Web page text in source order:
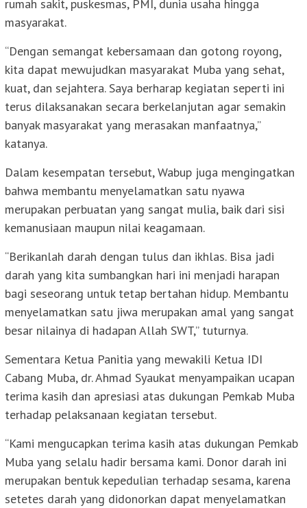
rumah sakit, puskesmas, PMI, dunia usaha hingga
masyarakat.
“Dengan semangat kebersamaan dan gotong royong,
kita dapat mewujudkan masyarakat Muba yang sehat,
kuat, dan sejahtera. Saya berharap kegiatan seperti ini
terus dilaksanakan secara berkelanjutan agar semakin
banyak masyarakat yang merasakan manfaatnya,”
katanya.
Dalam kesempatan tersebut, Wabup juga mengingatkan
bahwa membantu menyelamatkan satu nyawa
merupakan perbuatan yang sangat mulia, baik dari sisi
kemanusiaan maupun nilai keagamaan.
“Berikanlah darah dengan tulus dan ikhlas. Bisa jadi
darah yang kita sumbangkan hari ini menjadi harapan
bagi seseorang untuk tetap bertahan hidup. Membantu
menyelamatkan satu jiwa merupakan amal yang sangat
besar nilainya di hadapan Allah SWT,” tuturnya.
Sementara Ketua Panitia yang mewakili Ketua IDI
Cabang Muba, dr. Ahmad Syaukat menyampaikan ucapan
terima kasih dan apresiasi atas dukungan Pemkab Muba
terhadap pelaksanaan kegiatan tersebut.
“Kami mengucapkan terima kasih atas dukungan Pemkab
Muba yang selalu hadir bersama kami. Donor darah ini
merupakan bentuk kepedulian terhadap sesama, karena
setetes darah yang didonorkan dapat menyelamatkan